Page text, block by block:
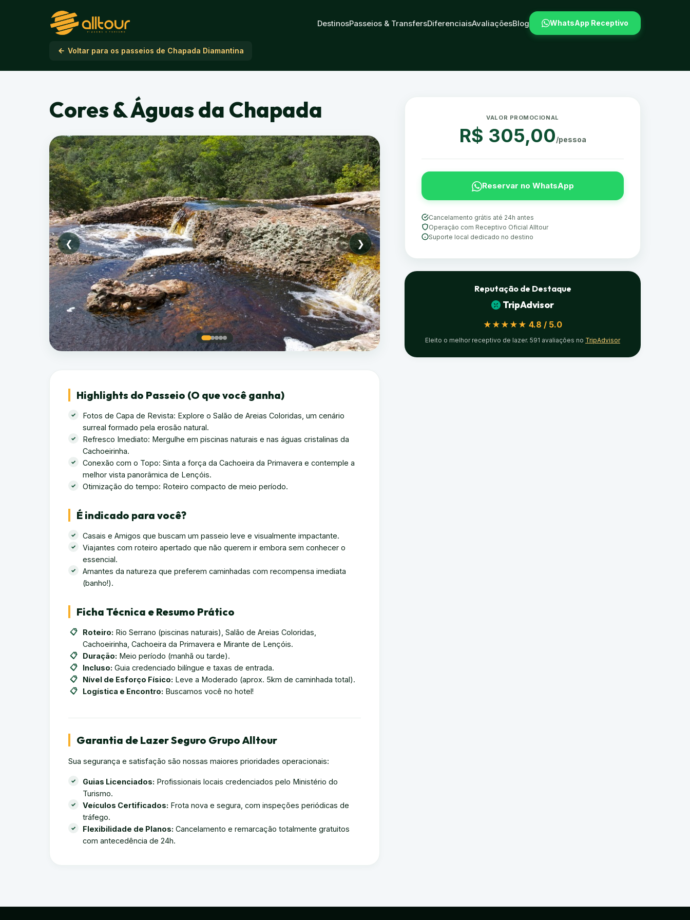
DestinosPasseios & TransfersDiferenciaisAvaliaçõesBlog WhatsApp Receptivo
Voltar para os passeios de Chapada Diamantina
Cores & Águas da Chapada
❮ ❯
Highlights do Passeio (O que você ganha)
Fotos de Capa de Revista: Explore o Salão de Areias Coloridas, um cenário
surreal formado pela erosão natural.
Refresco Imediato: Mergulhe em piscinas naturais e nas águas cristalinas da
Cachoeirinha.
Conexão com o Topo: Sinta a força da Cachoeira da Primavera e contemple a
melhor vista panorâmica de Lençóis.
Otimização do tempo: Roteiro compacto de meio período.
É indicado para você?
Casais e Amigos que buscam um passeio leve e visualmente impactante.
Viajantes com roteiro apertado que não querem ir embora sem conhecer o
essencial.
Amantes da natureza que preferem caminhadas com recompensa imediata
(banho!).
Ficha Técnica e Resumo Prático
Roteiro: Rio Serrano (piscinas naturais), Salão de Areias Coloridas,
Cachoeirinha, Cachoeira da Primavera e Mirante de Lençóis.
Duração: Meio período (manhã ou tarde).
Incluso: Guia credenciado bilíngue e taxas de entrada.
Nível de Esforço Físico: Leve a Moderado (aprox. 5km de caminhada total).
Logística e Encontro: Buscamos você no hotel!
Garantia de Lazer Seguro Grupo Alltour
Sua segurança e satisfação são nossas maiores prioridades operacionais:
Guias Licenciados: Profissionais locais credenciados pelo Ministério do
Turismo.
Veículos Certificados: Frota nova e segura, com inspeções periódicas de
tráfego.
Flexibilidade de Planos: Cancelamento e remarcação totalmente gratuitos
com antecedência de 24h.
VALOR PROMOCIONAL
R$ 305,00/pessoa
Reservar no WhatsApp
Cancelamento grátis até 24h antes
Operação com Receptivo Oficial Alltour
Suporte local dedicado no destino
Reputação de Destaque
TripAdvisor
★★★★★ 4.8 / 5.0
Eleito o melhor receptivo de lazer. 591 avaliações no TripAdvisor